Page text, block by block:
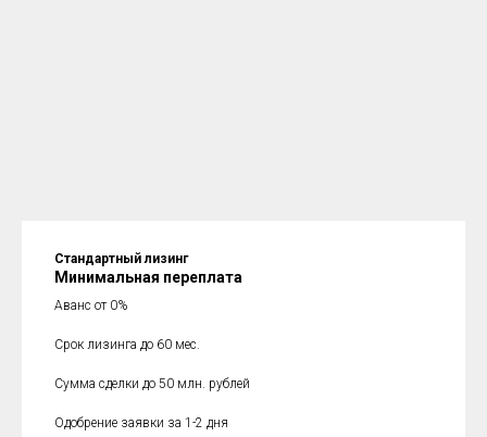
Стандартный лизинг
Минимальная переплата
Аванс от 0%
Срок лизинга до 60 мес.
Сумма сделки до 50 млн. рублей
Одобрение заявки за 1-2 дня